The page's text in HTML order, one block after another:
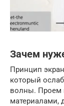
Зачем
Принцип
который
волны. Проем
материалами,